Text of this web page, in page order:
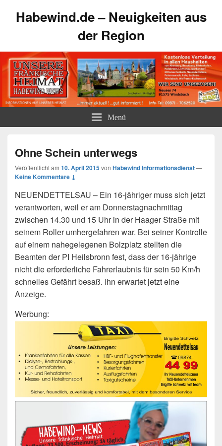
Habewind.de – Neuigkeiten aus
der Region
Menü
Ohne Schein unterwegs
Veröffentlicht am 10. April 2015von Habewind Informationsdienst—
Keine Kommentare ↓
NEUENDETTELSAU – Ein 16-jähriger muss sich jetzt
verantworten, weil er am Donnerstagnachmittag
zwischen 14.30 und 15 Uhr in der Haager Straße mit
seinem Roller umhergefahren war. Bei seiner Kontrolle
auf einem nahegelegenen Bolzplatz stellten die
Beamten der PI Heilsbronn fest, dass der 16-jährige
nicht die erforderliche Fahrerlaubnis für sein 50 Km/h
schnelles Gefährt besaß. Ihn erwartet jetzt eine
Anzeige.
Werbung: